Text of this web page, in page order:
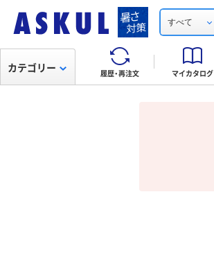
すべて
履歴・再注文 マイカタログ
カテゴリー